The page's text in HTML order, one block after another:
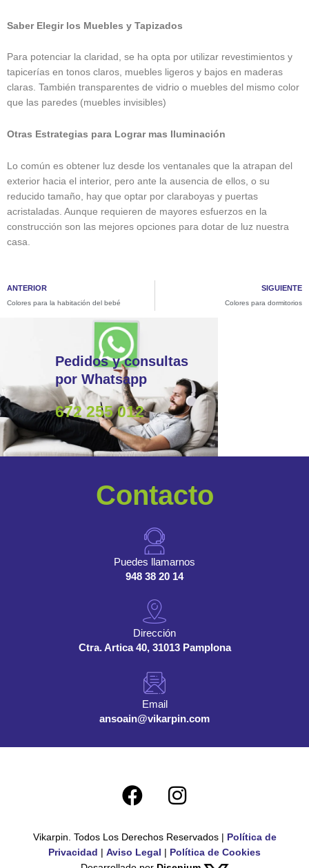
Saber Elegir los Muebles y Tapizados
Para potenciar la claridad, se ha opta por utilizar revestimientos y
tapicerías en tonos claros, muebles ligeros y bajos en maderas
claras. También transparentes de vidrio o muebles del mismo color
que las paredes (muebles invisibles)
Otras Estrategias para Lograr mas Iluminación
Lo común es obtener luz desde los ventanales que la atrapan del
exterior hacia el interior, pero ante la ausencia de ellos, o su
reducido tamaño, hay que optar por claraboyas y puertas
acristaladas. Aunque requieren de mayores esfuerzos en la
construcción son las mejores opciones para dotar de luz nuestra
casa.
ANTERIOR
Colores para la habitación del bebé
SIGUIENTE
Colores para dormitorios
Pedidos y consultas
por Whatsapp
672 255 012
Contacto
Puedes llamarnos
948 38 20 14
Dirección
Ctra. Artica 40, 31013 Pamplona
Email
ansoain@vikarpin.com
F
a
e
I
n
t
Vikarpin. Todos Los Derechos Reservados |
Política de
Privacidad
Aviso Legal
Política de Cookies